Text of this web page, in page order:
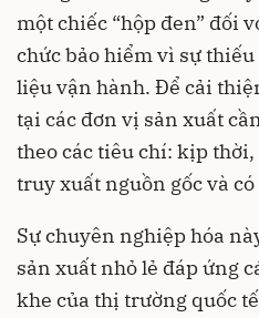
một chiếc “hộp đen” đối
chức bảo hiểm vì sự
liệu vận hành. Để cải
tại các đơn vị sản xuất
theo các tiêu chí: kịp
truy xuất nguồn gốc và
Sự chuyên nghiệp hóa
sản xuất nhỏ lẻ đáp ứng
khe của thị trường quốc